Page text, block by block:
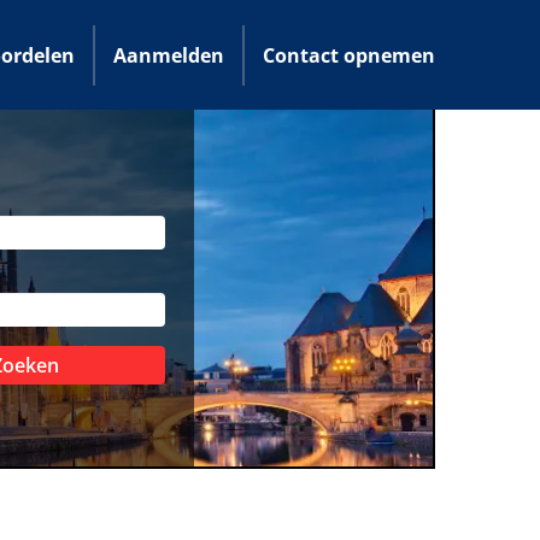
Aanmelden Contact opnemen